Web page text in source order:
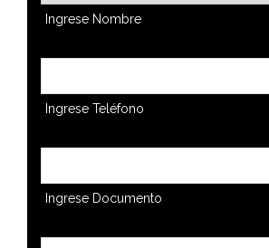
Ingrese Nombre
Ingrese Teléfono
Ingrese Documento